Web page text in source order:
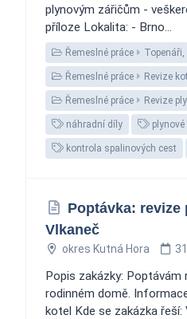
plynovým zářičům -
příloze Lokalita: - Brno...
Řemeslné práce
Řemeslné práce Revize
Řemeslné práce Revize
náhradní díly
kontrola spalinových cest
Poptávka: revize
Vlkaneč
okres Kutná Hora
Popis zakázky: Poptávám
rodinném domě.
kotel Kde se zakázka řeší: